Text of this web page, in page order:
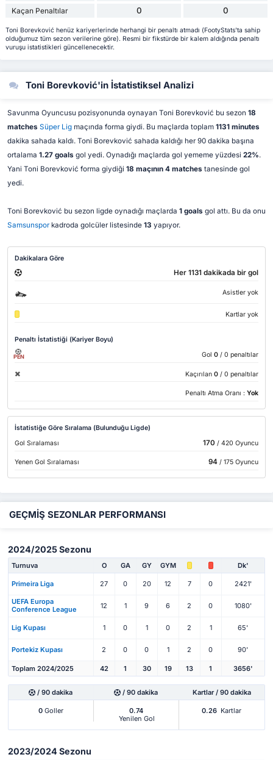
Kaçan Penaltılar 0 0
Toni Borevković henüz kariyerlerinde herhangi bir penaltı atmadı (FootyStats'ta sahip
olduğumuz tüm sezon verilerine göre). Resmi bir fikstürde bir kalem aldığında penaltı
vuruşu istatistikleri güncellenecektir.
Toni Borevković'in İstatistiksel Analizi
Savunma Oyuncusu pozisyonunda oynayan Toni Borevković bu sezon 18
matches Süper Ligmaçında forma giydi. Bu maçlarda toplam 1131 minutes
dakika sahada kaldı. Toni Borevković sahada kaldığı her 90 dakika başına
ortalama 1.27 goals gol yedi. Oynadığı maçlarda gol yememe yüzdesi 22%.
Yani Toni Borevković forma giydiği 18 maçının 4 matches tanesinde gol
yedi.
Toni Borevković bu sezon ligde oynadığı maçlarda 1 goals gol attı. Bu da onu
Samsunsporkadroda golcüler listesinde 13 yapıyor.
Dakikalara Göre
Her 1131 dakikada bir gol
Asistler yok
Kartlar yok
Penaltı İstatistiği (Kariyer Boyu)
PEN Gol 0 / 0 penaltılar
Kaçırılan 0 / 0 penaltılar
Penaltı Atma Oranı : Yok
İstatistiğe Göre Sıralama (Bulunduğu Ligde)
Gol Sıralaması
170 / 420 Oyuncu
Yenen Gol Sıralaması 94/ 175 Oyuncu
GEÇMİŞ SEZONLAR PERFORMANSI
2024/2025 Sezonu
Turnuva O GA GY GYM Dk'
Primeira Liga 27 0 20 12 7 0 2421'
UEFA Europa
Conference League
12 1 9 6 2 0 1080'
Lig Kupası 1 0 1 0 2 1 65'
Portekiz Kupası 2 0 0 1 2 0 90'
Toplam 2024/2025 42 1 30 19 13 1 3656'
/ 90 dakika / 90 dakika Kartlar / 90 dakika
0Goller
0.74
Yenilen Gol
0.26 Kartlar
2023/2024 Sezonu